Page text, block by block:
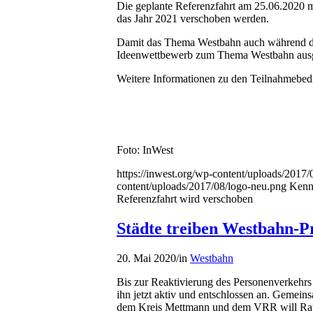
Die geplante Referenzfahrt am 25.06.2020
das Jahr 2021 verschoben werden.
Damit das Thema Westbahn auch
Ideenwettbewerb zum Thema Westbahn
Weitere Informationen zu den
Foto: InWest
https://inwest.org/wp-content/uploads/
content/uploads/2017/08/logo-neu.png
Referenzfahrt wird verschoben
Städte treiben Westbahn-
20. Mai 2020/in Westbahn
Bis zur Reaktivierung des
ihn jetzt aktiv und entschlossen an.
dem Kreis Mettmann und dem VRR will